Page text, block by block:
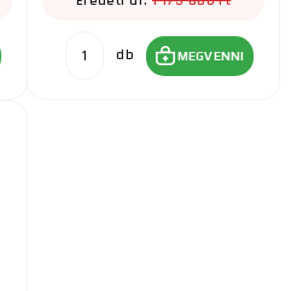
db MEGVENNI